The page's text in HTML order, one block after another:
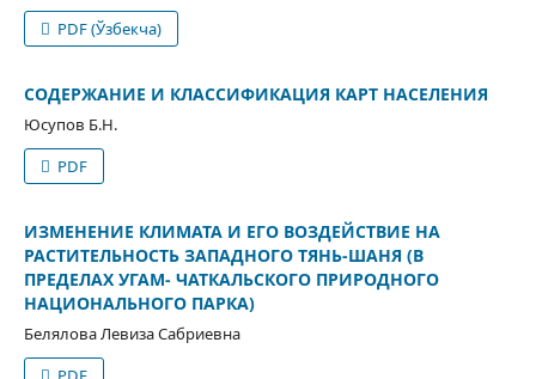
PDF (Ўзбекча)
СОДЕРЖАНИЕ И КЛАССИФИКАЦИЯ КАРТ НАСЕЛЕНИЯ
Юсупов Б.Н.
PDF
ИЗМЕНЕНИЕ КЛИМАТА И ЕГО ВОЗДЕЙСТВИЕ НА
РАСТИТЕЛЬНОСТЬ ЗАПАДНОГО ТЯНЬ-ШАНЯ (В
ПРЕДЕЛАХ УГАМ- ЧАТКАЛЬСКОГО ПРИРОДНОГО
НАЦИОНАЛЬНОГО ПАРКА)
Белялова Левиза Сабриевна